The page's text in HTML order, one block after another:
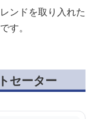
ンドを取り入れた
す。
セーター